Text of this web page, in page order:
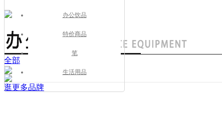
办公饮品
特价商品
笔
生活用品
全部
逛更多品牌